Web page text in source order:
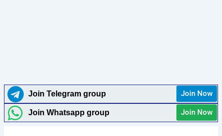
Join Telegram group Join Now
Join Whatsapp group Join Now